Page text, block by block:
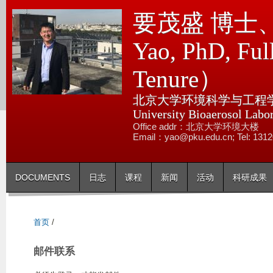
转
主
要
内
部
分
要茂盛 博士
Yao, PhD,
Tenure）
北京大学环境科学与工程
University Bioaerosol
Office addr：北京大学环境大楼
Email：yao@pku.edu.cn; Tel:
DOCUMENTS 日志 课程 新闻 活动 科研成果
首页 /
邮件联系